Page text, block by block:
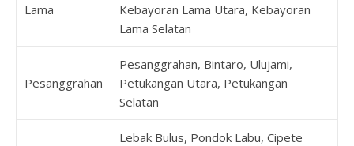
Lama
Kebayoran Lama Utara, Kebayoran
Lama Selatan
Pesanggrahan
Pesanggrahan, Bintaro, Ulujami,
Petukangan Utara, Petukangan
Selatan
Lebak Bulus, Pondok Labu, Cipete